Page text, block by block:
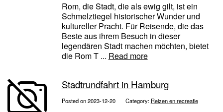
Rom, die Stadt, die als ewig gilt, ist ein
Schmelztiegel historischer Wunder und
kultureller Pracht. Für Reisende, die das
Beste aus ihrem Besuch in dieser
legendären Stadt machen möchten, bietet
die Rom T ... Read more
Stadtrundfahrt in Hamburg
Posted on 2023-12-20 Category: Reizen en recreatie